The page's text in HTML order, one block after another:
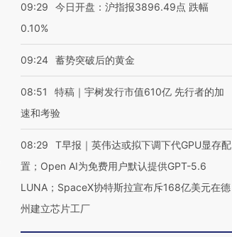
09:29
今日开盘：沪指报3896.49点 跌幅
0.10%
09:24 蓄势突破后的黄金
08:51
特稿｜宇树发行市值610亿 先行者的加
速和考验
08:29
T早报｜英伟达或拟下调下代GPU显存配
置；Open AI为免费用户默认提供GPT-5.6
LUNA；SpaceX协特斯拉宣布斥168亿美元在德
州建立芯片工厂